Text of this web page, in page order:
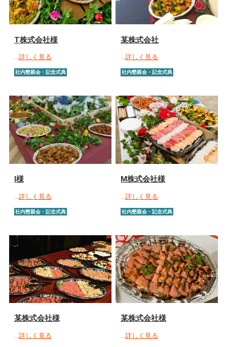
T株式会社様
…詳しく見る
社内懇親会・記念式典
某株式会社
…詳しく見る
社内懇親会・記念式典
I様
詳しく見る
社内懇親会・記念式典
M株式会社様
…詳しく見る
社内懇親会・記念式典
某株式会社様
…詳しく見る
某株式会社様
…詳しく見る